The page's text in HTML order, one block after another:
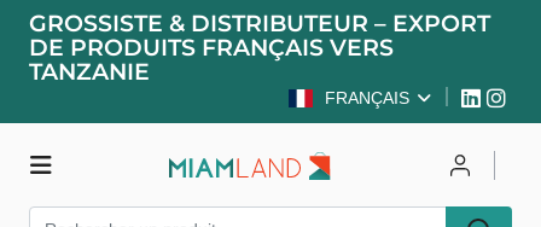
GROSSISTE & DISTRIBUTEUR – EXPORT
DE PRODUITS FRANÇAIS VERS
TANZANIE
FRANÇAIS